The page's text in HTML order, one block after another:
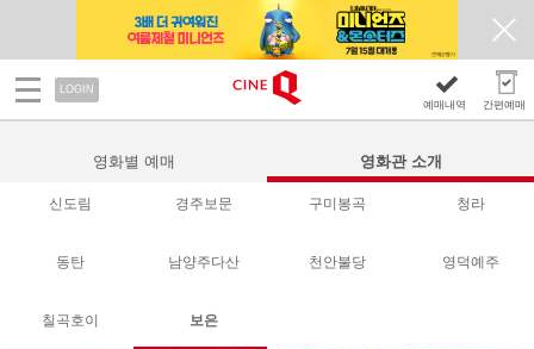
간편예매
예매내역
LOGIN
영화별 예매 영화관 소개
신도림 경주보문 구미봉곡 청라
동탄 남양주다산 천안불당 영덕예주
칠곡호이 보은